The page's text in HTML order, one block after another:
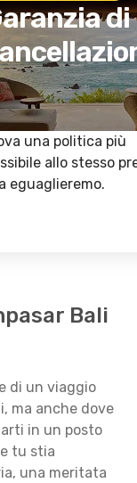
di
una politica più
allo stesso
eguaglieremo.
Bali
di un viaggio
ma anche dove
in un posto
tu stia
una meritata